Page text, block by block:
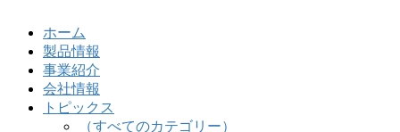
ホーム
製品情報
事業紹介
会社情報
トピックス
（すべてのカテゴリー）